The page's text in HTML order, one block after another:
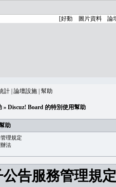
計 論壇設施 幫助
» Discuz! Board 的特別使用幫助
助
理規定
法
告服務管理規定